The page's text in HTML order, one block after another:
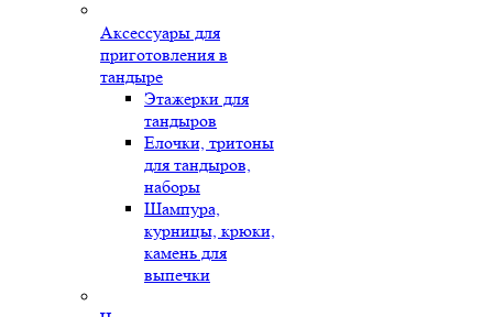
Аксессуары для
приготовления в
тандыре
Этажерки для
тандыров
Елочки, тритоны
для тандыров,
наборы
Шампура,
курницы, крюки,
камень для
выпечки